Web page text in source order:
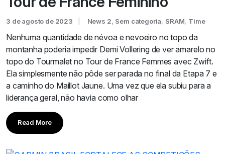
3 de agosto de 2023 News 2, Sem categoria, SRAM, Time
Nenhuma quantidade de névoa e nevoeiro no topo da
montanha poderia impedir Demi Vollering de ver amarelo no
topo do Tourmalet no Tour de France Femmes avec Zwift.
Ela simplesmente não pôde ser parada no final da Etapa 7 e
a caminho do Maillot Jaune. Uma vez que ela subiu para a
liderança geral, não havia como olhar
Read More